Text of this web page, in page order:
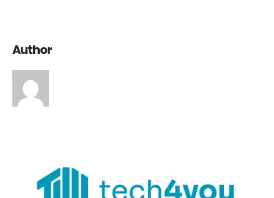
Author